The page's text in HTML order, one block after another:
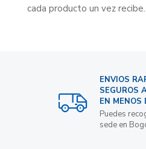
cada producto un vez recibe.
ENVIOS
SEGUROS
EN MENOS
Puedes
sede en